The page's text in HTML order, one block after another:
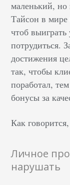
маленький,
Тайсон в
чтоб
потрудиться. З
достижения
так, чтобы
поработал,
бонусы за
Как
Личное
нарушать